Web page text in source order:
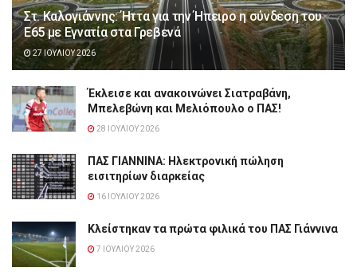
Στ. Καλογιάννης: Ήττα για την Ήπειρο η σύνδεση του
Ε65 με Εγνατία στα Γρεβενά
27 ΙΟΥΛΊΟΥ 2026
Έκλεισε και ανακοινώνει Σιατραβάνη,
Μπελεβώνη και Μελιόπουλο ο ΠΑΣ!
28 ΙΟΥΛΊΟΥ 2026
ΠΑΣ ΓΙΑΝΝΙΝΑ: Hλεκτρονική πώληση
εισιτηρίων διαρκείας
16 ΙΟΥΛΊΟΥ 2026
Κλείστηκαν τα πρώτα φιλικά του ΠΑΣ Γιάννινα
7 ΙΟΥΛΊΟΥ 2026